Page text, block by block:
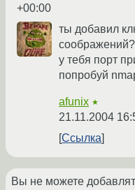
+00:00
ты добавил
соображений?
у тебя порт
попробуй
afunix ★
21.11.2004
Ссылка
Вы не можете